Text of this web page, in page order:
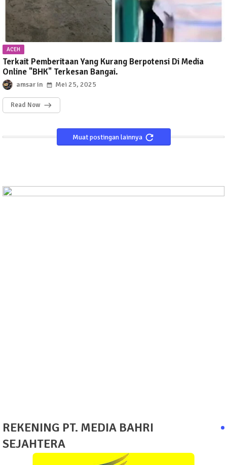
ACEH
Terkait Pemberitaan Yang Kurang Berpotensi Di Media
Online "BHK" Terkesan Bangai.
amsar Mei 25, 2025
Read Now
Muat postingan lainnya
REKENING PT. MEDIA BAHRI
SEJAHTERA